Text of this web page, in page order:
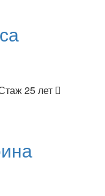
25 лет